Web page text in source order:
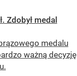
Zdobył medal
medalu
ważną decyzję